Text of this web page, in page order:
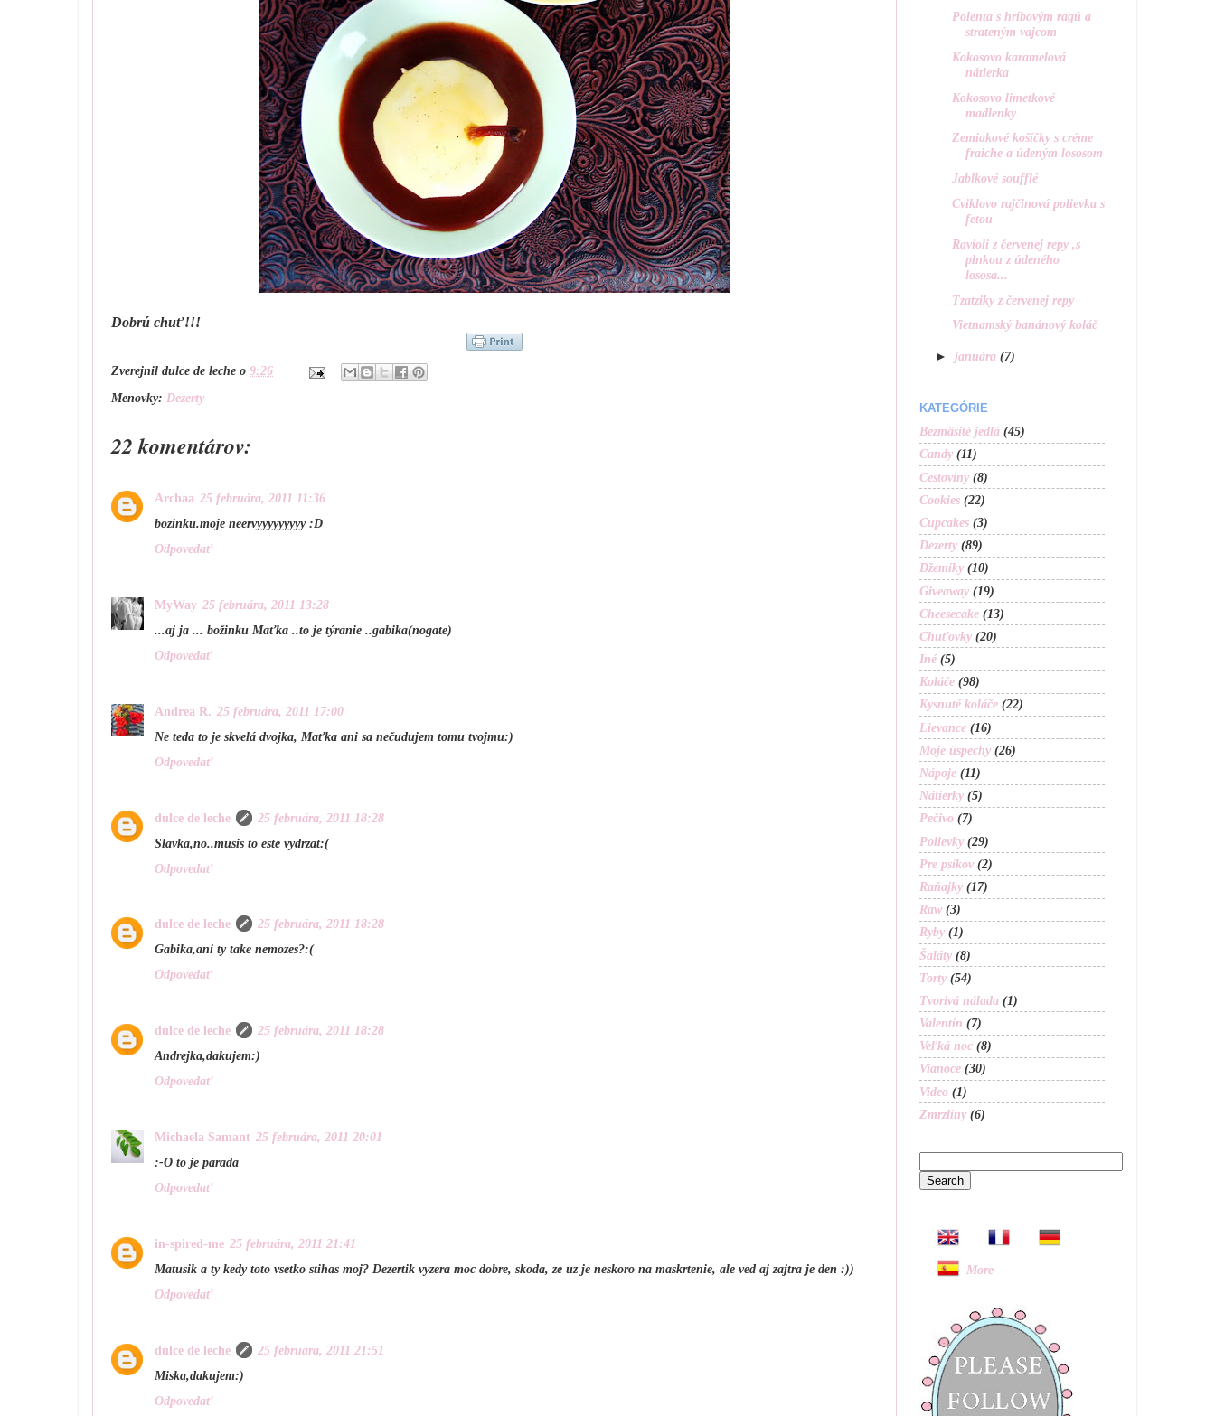
Dobrú chuť!!!
Zverejnil dulce de leche o 9:26
Menovky: Dezerty
22 komentárov:
Archaa 25 februára, 2011 11:36
bozinku.moje neervyyyyyyyyy :D
Odpovedať
MyWay 25 februára, 2011 13:28
...aj ja ... božinku Maťka ..to je týranie ..gabika(nogate)
Odpovedať
Andrea R. 25 februára, 2011 17:00
Ne teda to je skvelá dvojka, Maťka ani sa nečudujem tomu tvojmu:)
Odpovedať
dulce de leche
25 februára, 2011 18:28
Slavka,no..musis to este vydrzat:(
Odpovedať
dulce de leche
25 februára, 2011 18:28
Gabika,ani ty take nemozes?:(
Odpovedať
dulce de leche
25 februára, 2011 18:28
Andrejka,dakujem:)
Odpovedať
Michaela Samant 25 februára, 2011 20:01
:-O to je parada
Odpovedať
in-spired-me 25 februára, 2011 21:41
Matusik a ty kedy toto vsetko stihas moj? Dezertik vyzera moc dobre, skoda, ze uz je neskoro na maskrtenie, ale ved aj zajtra je den :))
Odpovedať
dulce de leche
25 februára, 2011 21:51
Miska,dakujem:)
Odpovedať
Polenta s hríbovým ragú a
strateným vajcom
Kokosovo karamelová
nátierka
Kokosovo limetkové
madlenky
Zemiakové košíčky s créme
fraiche a údeným lososom
Jablkové soufflé
Cviklovo rajčinová polievka s
fetou
Ravioli z červenej repy ,s
plnkou z údeného
lososa...
Tzatziky z červenej repy
Vietnamský banánový koláč
►januára(7)
KATEGÓRIE
Bezmäsité jedlá (45)
Candy (11)
Cestoviny (8)
Cookies (22)
Cupcakes (3)
Dezerty (89)
Džemíky (10)
Giveaway (19)
Cheesecake (13)
Chuťovky (20)
Iné (5)
Koláče (98)
Kysnuté koláče (22)
Lievance (16)
Moje úspechy (26)
Nápoje (11)
Nátierky (5)
Pečivo (7)
Polievky (29)
Pre psíkov (2)
Raňajky (17)
Raw (3)
Ryby (1)
Šaláty (8)
Torty (54)
Tvorivá nálada (1)
Valentín (7)
Veľká noc (8)
Vianoce (30)
Video (1)
Zmrzliny (6)
More